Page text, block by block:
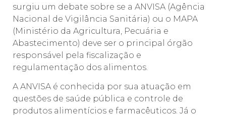
surgiu um debate sobre se a ANVISA (Agência
Nacional de Vigilância Sanitária) ou o MAPA
(Ministério da Agricultura, Pecuária e
Abastecimento) deve ser o principal órgão
responsável pela fiscalização e
regulamentação dos alimentos.
A ANVISA é conhecida por sua atuação em
questões de saúde pública e controle de
produtos alimentícios e farmacêuticos. Já o